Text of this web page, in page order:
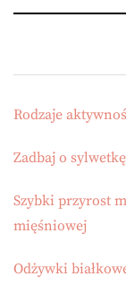
Rodzaje
Zadbaj o sylwetkę
Szybki przyrost
mięśniowej
Odżywki